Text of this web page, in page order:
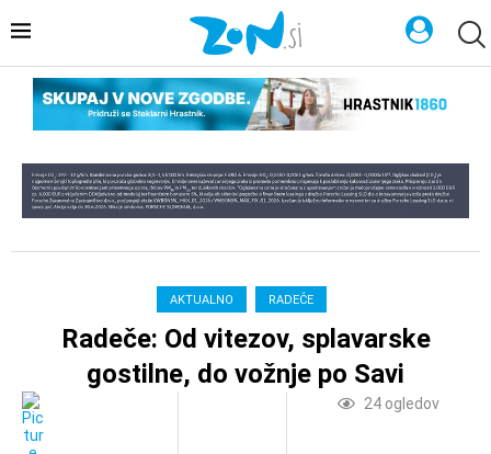
AKTUALNO RADEČE
Radeče: Od vitezov, splavarske
gostilne, do vožnje po Savi
24 ogledov